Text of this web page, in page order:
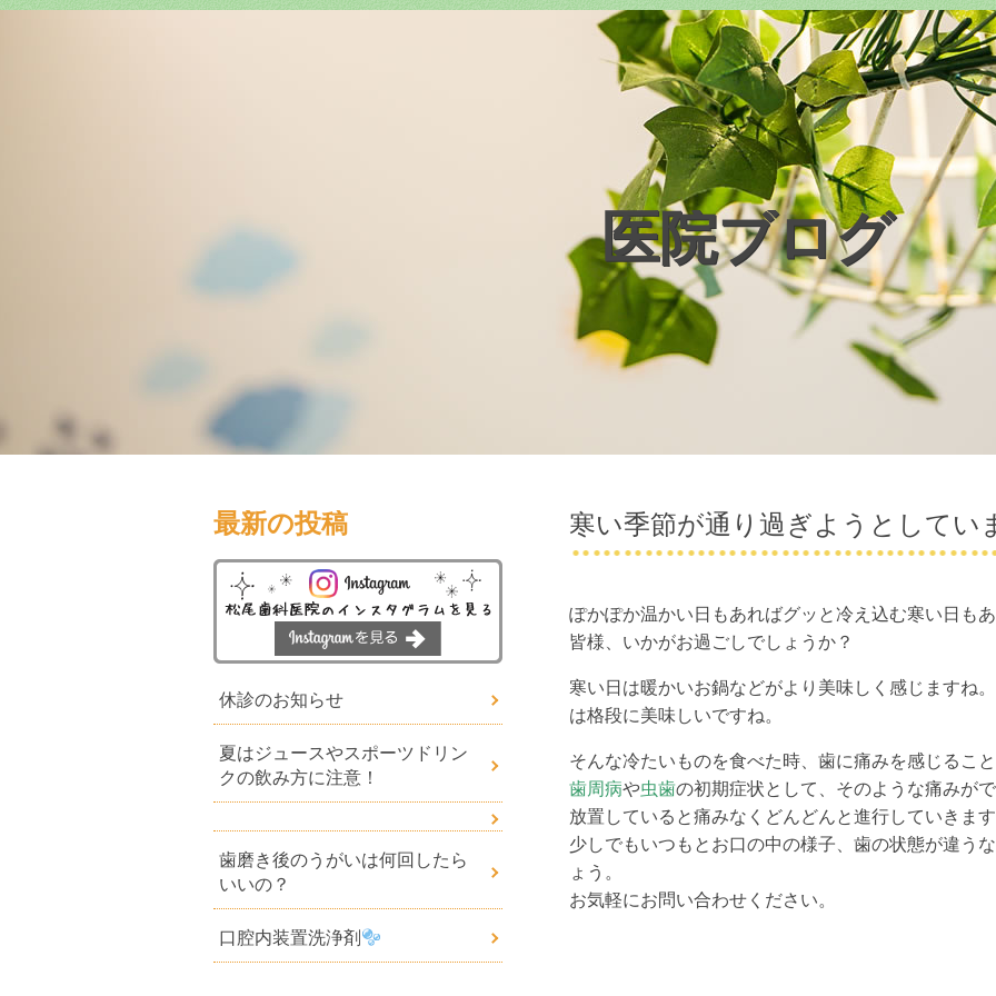
医院ブログ
寒い季節が通り過ぎようとしてい
ぽかぽか温かい日もあればグッと冷え込む寒い日も
皆様、いかがお過ごしでしょうか？
寒い日は暖かいお鍋などがより美味しく感じますね
は格段に美味しいですね。
そんな冷たいものを食べた時、歯に痛みを感じるこ
歯周病や虫歯の初期症状として、そのような痛みが
放置していると痛みなくどんどんと進行していきま
少しでもいつもとお口の中の様子、歯の状態が違う
ょう。
お気軽にお問い合わせください。
最新の投稿
休診のお知らせ
夏はジュースやスポーツドリン
クの飲み方に注意！
歯磨き後のうがいは何回したら
いいの？
口腔内装置洗浄剤